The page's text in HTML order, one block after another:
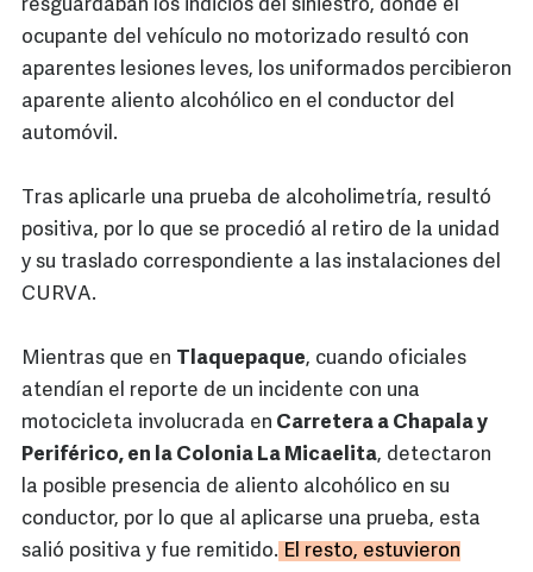
resguardaban los indicios del siniestro, donde el
ocupante del vehículo no motorizado resultó con
aparentes lesiones leves, los uniformados percibieron
aparente aliento alcohólico en el conductor del
automóvil.
Tras aplicarle una prueba de alcoholimetría, resultó
positiva, por lo que se procedió al retiro de la unidad
y su traslado correspondiente a las instalaciones del
CURVA.
Mientras que en Tlaquepaque, cuando oficiales
atendían el reporte de un incidente con una
motocicleta involucrada en Carretera a Chapala y
Periférico, en la Colonia La Micaelita, detectaron
la posible presencia de aliento alcohólico en su
conductor, por lo que al aplicarse una prueba, esta
salió positiva y fue remitido. El resto, estuvieron